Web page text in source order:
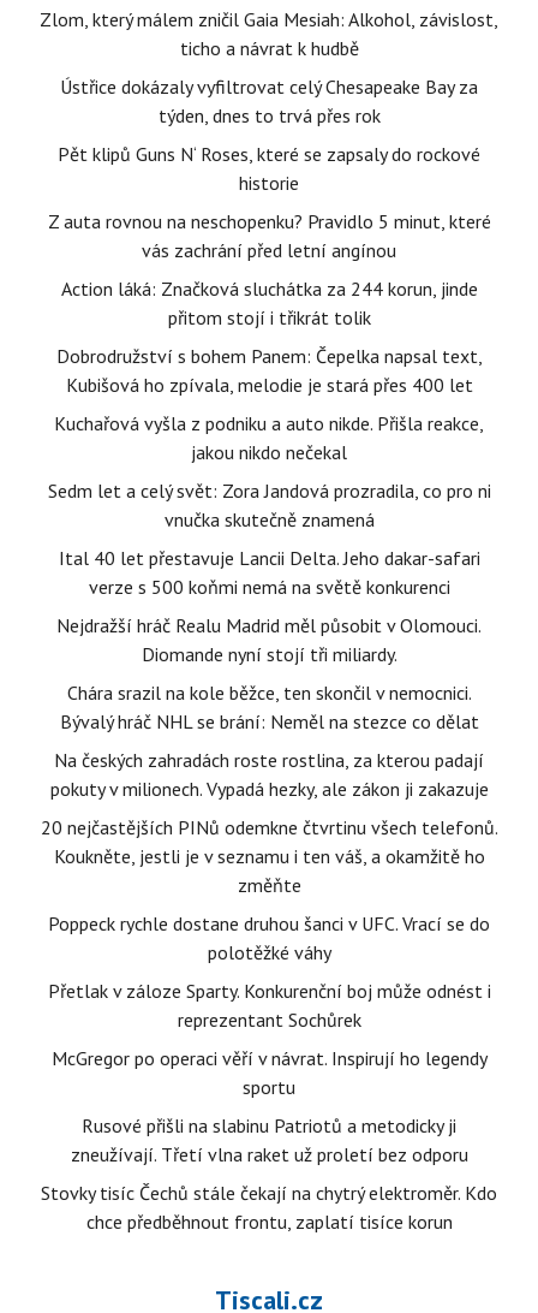
Zlom, který málem zničil Gaia Mesiah: Alkohol, závislost,
ticho a návrat k hudbě
Ústřice dokázaly vyfiltrovat celý Chesapeake Bay za
týden, dnes to trvá přes rok
Pět klipů Guns N‘ Roses, které se zapsaly do rockové
historie
Z auta rovnou na neschopenku? Pravidlo 5 minut, které
vás zachrání před letní angínou
Action láká: Značková sluchátka za 244 korun, jinde
přitom stojí i třikrát tolik
Dobrodružství s bohem Panem: Čepelka napsal text,
Kubišová ho zpívala, melodie je stará přes 400 let
Kuchařová vyšla z podniku a auto nikde. Přišla reakce,
jakou nikdo nečekal
Sedm let a celý svět: Zora Jandová prozradila, co pro ni
vnučka skutečně znamená
Ital 40 let přestavuje Lancii Delta. Jeho dakar-safari
verze s 500 koňmi nemá na světě konkurenci
Nejdražší hráč Realu Madrid měl působit v Olomouci.
Diomande nyní stojí tři miliardy.
Chára srazil na kole běžce, ten skončil v nemocnici.
Bývalý hráč NHL se brání: Neměl na stezce co dělat
Na českých zahradách roste rostlina, za kterou padají
pokuty v milionech. Vypadá hezky, ale zákon ji zakazuje
20 nejčastějších PINů odemkne čtvrtinu všech telefonů.
Koukněte, jestli je v seznamu i ten váš, a okamžitě ho
změňte
Poppeck rychle dostane druhou šanci v UFC. Vrací se do
polotěžké váhy
Přetlak v záloze Sparty. Konkurenční boj může odnést i
reprezentant Sochůrek
McGregor po operaci věří v návrat. Inspirují ho legendy
sportu
Rusové přišli na slabinu Patriotů a metodicky ji
zneužívají. Třetí vlna raket už proletí bez odporu
Stovky tisíc Čechů stále čekají na chytrý elektroměr. Kdo
chce předběhnout frontu, zaplatí tisíce korun
Tiscali.cz